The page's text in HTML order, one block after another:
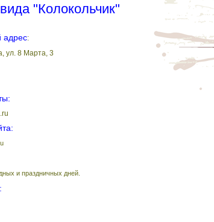
"Колокольчик"
адрес:
ул. 8 Марта, 3
и праздничных дней.